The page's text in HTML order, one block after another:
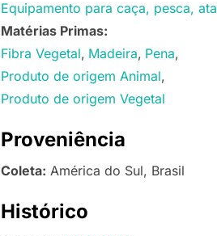
Equipamento para caça, pesca,
Matérias Primas:
Fibra Vegetal Madeira Pena
Produto de origem Animal
Produto de origem Vegetal
Proveniência
Coleta: América do Sul, Brasil
Histórico